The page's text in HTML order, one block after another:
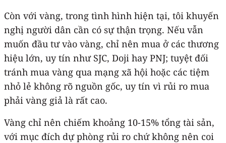
Còn với vàng, trong tình hình hiện tại, tôi khuyến
nghị người dân cần có sự thận trọng. Nếu vẫn
muốn đầu tư vào vàng, chỉ nên mua ở các thương
hiệu lớn, uy tín như SJC, Doji hay PNJ; tuyệt đối
tránh mua vàng qua mạng xã hội hoặc các tiệm
nhỏ lẻ không rõ nguồn gốc, uy tín vì rủi ro mua
phải vàng giả là rất cao.
Vàng chỉ nên chiếm khoảng 10-15% tổng tài sản,
với mục đích dự phòng rủi ro chứ không nên coi